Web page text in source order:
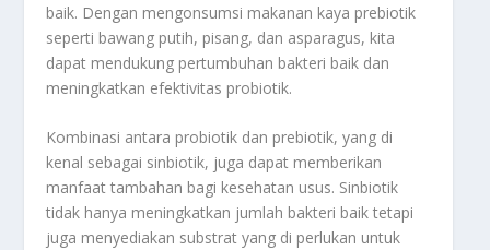
baik. Dengan mengonsumsi makanan kaya prebiotik
seperti bawang putih, pisang, dan asparagus, kita
dapat mendukung pertumbuhan bakteri baik dan
meningkatkan efektivitas probiotik.
Kombinasi antara probiotik dan prebiotik, yang di
kenal sebagai sinbiotik, juga dapat memberikan
manfaat tambahan bagi kesehatan usus. Sinbiotik
tidak hanya meningkatkan jumlah bakteri baik tetapi
juga menyediakan substrat yang di perlukan untuk